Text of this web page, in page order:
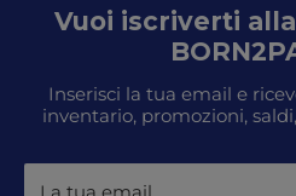
Vuoi iscriverti
Inserisci la tua email e
inventario, promozioni,